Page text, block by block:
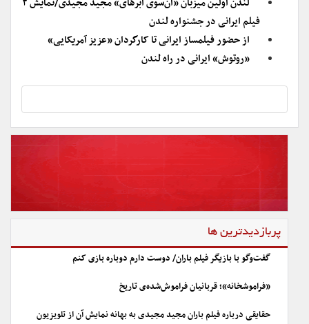
فیلم ایرانی در جشنواره لندن
از حضور فیلمساز ایرانی تا کارگردان «عزیز آمریکایی»
«روتوش» ایرانی در راه لندن
پربازدیدترین ها
گفت‌وگو با بازیگر فیلم باران/ دوست دارم دوباره بازی کنم
«فراموشخانه»؛ قربانیان فراموش‌شده‌ی تاریخ
حقایقی درباره فیلم باران مجید مجیدی به بهانه نمایش آن از تلویزیون